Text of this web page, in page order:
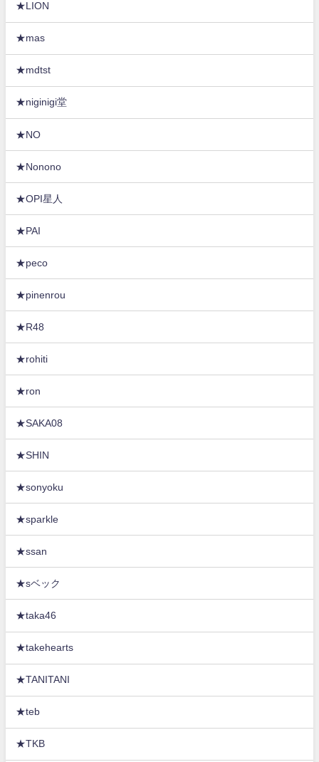
★LION
★mas
★mdtst
★niginigi堂
★NO
★Nonono
★OPI星人
★PAI
★peco
★pinenrou
★R48
★rohiti
★ron
★SAKA08
★SHIN
★sonyoku
★sparkle
★ssan
★sベック
★taka46
★takehearts
★TANITANI
★teb
★TKB